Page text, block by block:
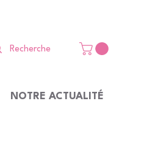
NOTRE ACTUALITÉ